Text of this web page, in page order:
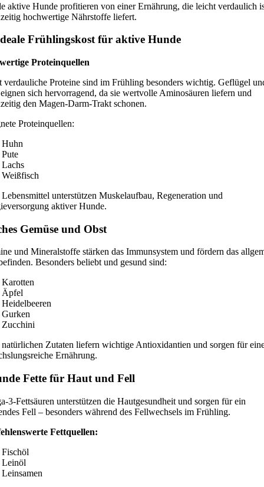
aktive Hunde profitieren von einer Ernährung, die leicht verdaulich
hochwertige Nährstoffe liefert.
Frühlingskost für aktive Hunde
Proteinquellen
verdauliche Proteine sind im Frühling besonders wichtig. Geflügel
sich hervorragend, da sie wertvolle Aminosäuren liefern und
den Magen-Darm-Trakt schonen.
Proteinquellen:
Huhn
Pute
Lachs
Weißfisch
unterstützen Muskelaufbau, Regeneration und
aktiver Hunde.
Gemüse und Obst
und Mineralstoffe stärken das Immunsystem und fördern das
Besonders beliebt und gesund sind:
Karotten
Äpfel
Heidelbeeren
Gurken
Zucchini
natürlichen Zutaten liefern wichtige Antioxidantien und sorgen für
Ernährung.
Fette für Haut und Fell
3-Fettsäuren unterstützen die Hautgesundheit und sorgen für ein
Fell – besonders während des Fellwechsels im Frühling.
Fettquellen:
Fischöl
Leinöl
Leinsamen